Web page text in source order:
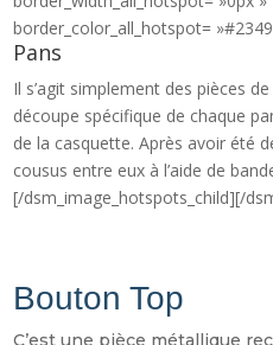
border_color_all_hotspot=
Pans
Il s’agit simplement des pièces
découpe spécifique de chaque
de la casquette. Après avoir été
cousus entre eux à l’aide de
[/dsm_image_hotspots_child][/
Bouton Top
C’est une pièce métallique